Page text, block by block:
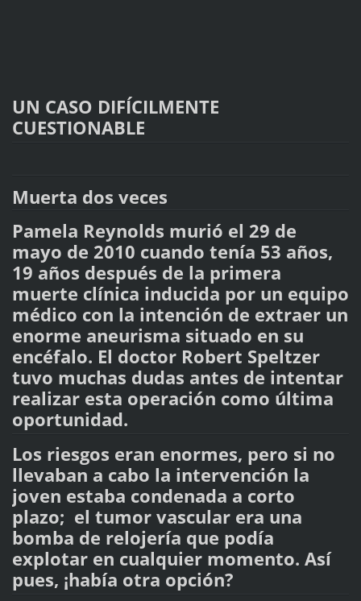
UN CASO DIFÍCILMENTE
CUESTIONABLE
Muerta dos veces
Pamela Reynolds murió el 29 de
mayo de 2010 cuando tenía 53 años,
19 años después de la primera
muerte clínica inducida por un equipo
médico con la intención de extraer un
enorme aneurisma situado en su
encéfalo. El doctor Robert Speltzer
tuvo muchas dudas antes de intentar
realizar esta operación como última
oportunidad.
Los riesgos eran enormes, pero si no
llevaban a cabo la intervención la
joven estaba condenada a corto
plazo; el tumor vascular era una
bomba de relojería que podía
explotar en cualquier momento. Así
pues, ¡había otra opción?